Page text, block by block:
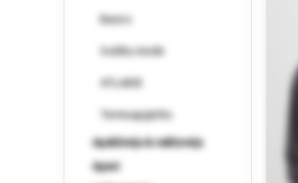
Basics
Svētku mode
ATLAIDE
Termoapģērbs
Apakšveļa & naktsveļa
Apavi